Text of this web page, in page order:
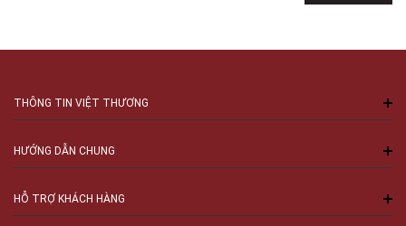
THÔNG TIN VIỆT THƯƠNG
HƯỚNG DẪN CHUNG
HỖ TRỢ KHÁCH HÀNG